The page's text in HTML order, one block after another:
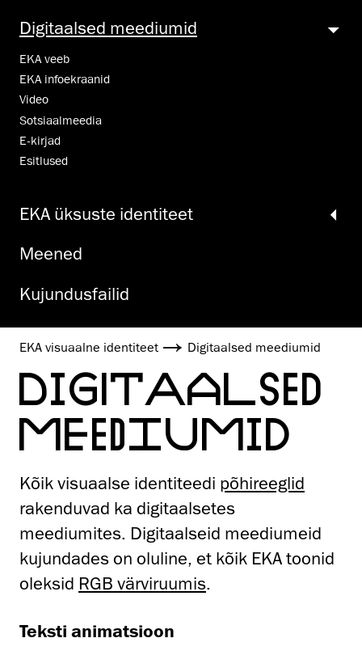
Digitaalsed meediumid
EKA veeb
EKA infoekraanid
Video
Sotsiaalmeedia
E-kirjad
Esitlused
EKA üksuste identiteet
Meened
Kujundusfailid
EKA visuaalne identiteet Digitaalsed meediumid
DIGITAALSED
MEEDIUMID
Kõik visuaalse identiteedi põhireeglid
rakenduvad ka digitaalsetes
meediumites. Digitaalseid meediumeid
kujundades on oluline, et kõik EKA toonid
oleksid RGB värviruumis.
Teksti animatsioon